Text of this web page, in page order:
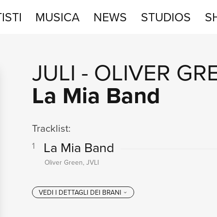
MUSICA NEWS STUDIOS
JULI - OLIVER
La Mia Band
Tracklist:
1 La Mia Band
Oliver Green, JVLI
SHOP